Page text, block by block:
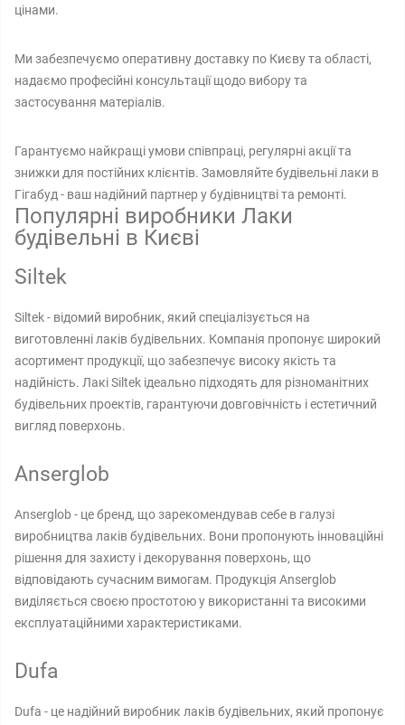
цінами.
Ми забезпечуємо оперативну доставку по Києву та області,
надаємо професійні консультації щодо вибору та
застосування матеріалів.
Гарантуємо найкращі умови співпраці, регулярні акції та
знижки для постійних клієнтів. Замовляйте будівельні лаки в
Гігабуд - ваш надійний партнер у будівництві та ремонті.
Популярні виробники Лаки
будівельні в Києві
Siltek
Siltek - відомий виробник, який спеціалізується на
виготовленні лаків будівельних. Компанія пропонує широкий
асортимент продукції, що забезпечує високу якість та
надійність. Лакі Siltek ідеально підходять для різноманітних
будівельних проектів, гарантуючи довговічність і естетичний
вигляд поверхонь.
Anserglob
Anserglob - це бренд, що зарекомендував себе в галузі
виробництва лаків будівельних. Вони пропонують інноваційні
рішення для захисту і декорування поверхонь, що
відповідають сучасним вимогам. Продукція Anserglob
виділяється своєю простотою у використанні та високими
експлуатаційними характеристиками.
Dufa
Dufa - це надійний виробник лаків будівельних, який пропонує